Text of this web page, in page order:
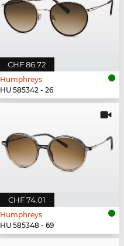
CHF 86.72
Humphreys
HU 585342 - 26
CHF 74.01
Humphreys
HU 585348 - 69